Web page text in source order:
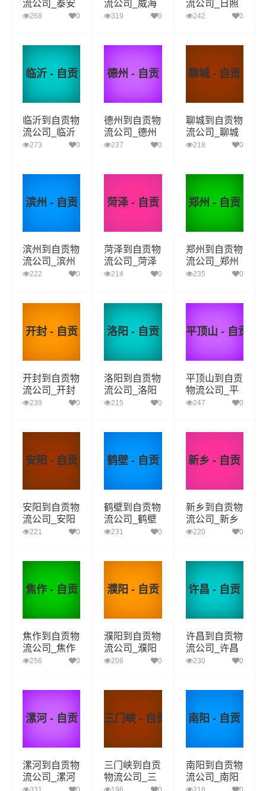
流公司_泰安
到自贡货运_
268 0
流公司_威海
到自贡货运_
319 0
流公司_日照
到自贡货运_
242 0
临沂 - 自贡
临沂到自贡物
流公司_临沂
到自贡货运_
273 0
德州 - 自贡
德州到自贡物
流公司_德州
到自贡货运_
237 0
聊城 - 自贡
聊城到自贡物
流公司_聊城
到自贡货运_
218 0
滨州 - 自贡
滨州到自贡物
流公司_滨州
到自贡货运_
222 0
菏泽 - 自贡
菏泽到自贡物
流公司_菏泽
到自贡货运_
214 0
郑州 - 自贡
郑州到自贡物
流公司_郑州
到自贡货运_
235 0
开封 - 自贡
开封到自贡物
流公司_开封
到自贡货运_
239 0
洛阳 - 自贡
洛阳到自贡物
流公司_洛阳
到自贡货运_
215 0
平顶山 - 自贡
平顶山到自贡
物流公司_平
顶山到自贡货
247 0
安阳 - 自贡
安阳到自贡物
流公司_安阳
到自贡货运_
221 0
鹤壁 - 自贡
鹤壁到自贡物
流公司_鹤壁
到自贡货运_
231 0
新乡 - 自贡
新乡到自贡物
流公司_新乡
到自贡货运_
220 0
焦作 - 自贡
焦作到自贡物
流公司_焦作
到自贡货运_
256 0
濮阳 - 自贡
濮阳到自贡物
流公司_濮阳
到自贡货运_
206 0
许昌 - 自贡
许昌到自贡物
流公司_许昌
到自贡货运_
230 0
漯河 - 自贡
漯河到自贡物
流公司_漯河
三门峡 - 自贡
三门峡到自贡
物流公司_三
南阳 - 自贡
南阳到自贡物
流公司_南阳